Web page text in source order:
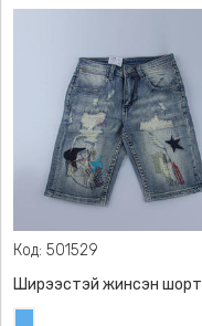
Код: 501529
Ширээстэй жинсэн шорт